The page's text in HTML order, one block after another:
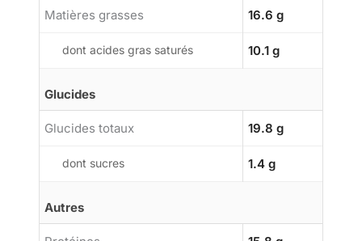
Matières grasses 16.6 g
dont acides gras saturés 10.1 g
Glucides
Glucides totaux 19.8 g
dont sucres 1.4 g
Autres